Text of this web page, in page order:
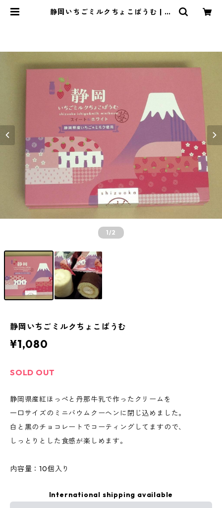
静岡いちごミルクちょこばうむ | い
1/2
静岡いちごミルクちょこばうむ
¥1,080
SOLD OUT
静岡県産紅ほっぺと丹那牛乳で作ったクリームを
一口サイズのミニバウムクーヘンに閉じ込めました。
白と黒のチョコレートでコーティングしてますので、
しっとりとした食感が楽しめます。
内容量：10個入り
International shipping available